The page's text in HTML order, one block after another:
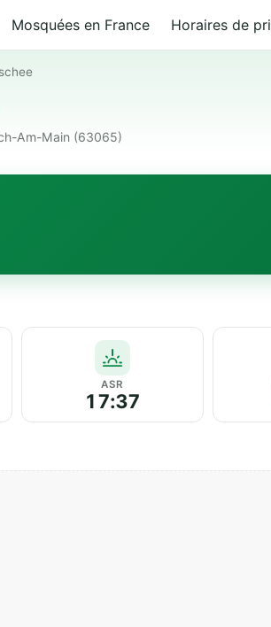
Mosquées en France Horaires de
Am-Main (63065)
ASR
17:37